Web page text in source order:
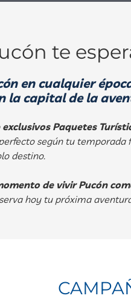
te
en cualquier
la capital de la
exclusivos Paquetes
según tu temporada
destino.
de vivir Pucón
hoy tu próxima